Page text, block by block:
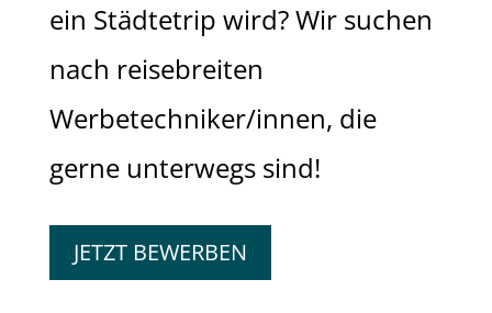
ein Städtetrip wird? Wir suchen
nach reisebreiten
Werbetechniker/innen, die
gerne unterwegs sind!
JETZT BEWERBEN